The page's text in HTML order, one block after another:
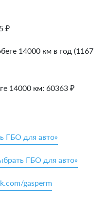
5 ₽
14000 км в год (1167
14000 км: 60363 ₽
ГБО для авто»
ГБО для авто»
gasperm